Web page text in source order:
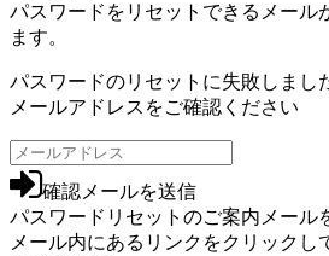
パスワードをリセットできるメール
ます。
パスワードのリセットに失敗しまし
メールアドレスをご確認ください
確認メールを送信
パスワードリセットのご案内メール
メール内にあるリンクをクリックし